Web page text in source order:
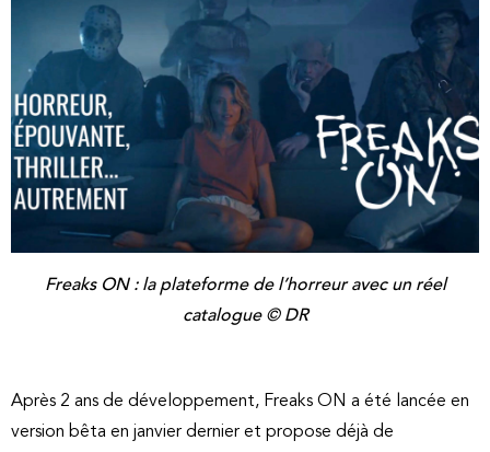
Freaks ON : la plateforme de l’horreur avec un réel
catalogue © DR
Après 2 ans de développement, Freaks ON a été lancée en
version bêta en janvier dernier et propose déjà de